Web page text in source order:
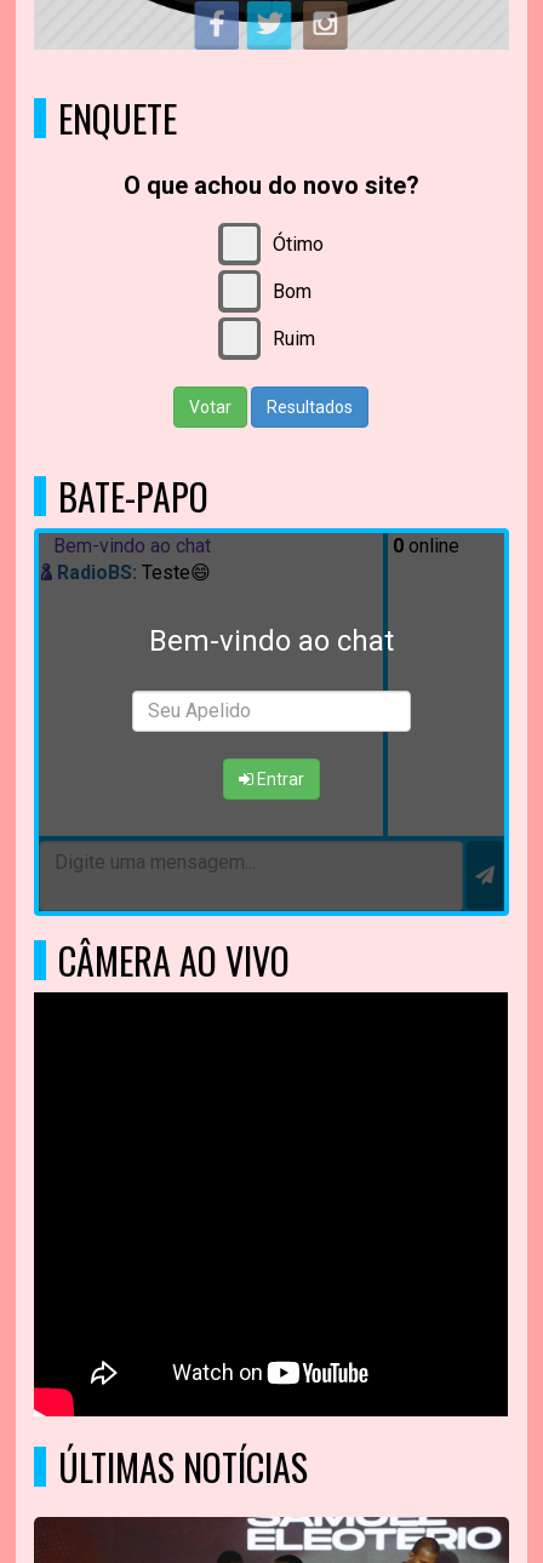
ENQUETE
O que achou do novo site?
Ótimo
Bom
Ruim
Votar Resultados
BATE-PAPO
Bem-vindo ao chat
Entrar
Bem-vindo ao chat
RadioBS: Teste😄
0online
CÂMERA AO VIVO
ÚLTIMAS NOTÍCIAS